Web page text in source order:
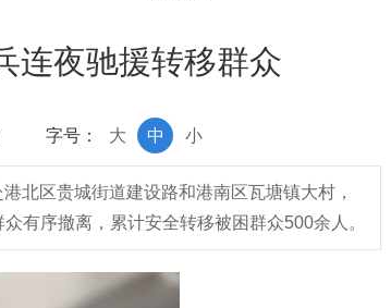
连夜驰援转移群众
字号： 小
中
大
北区贵城街道建设路和港南区瓦塘镇大村，
有序撤离，累计安全转移被困群众500余人。